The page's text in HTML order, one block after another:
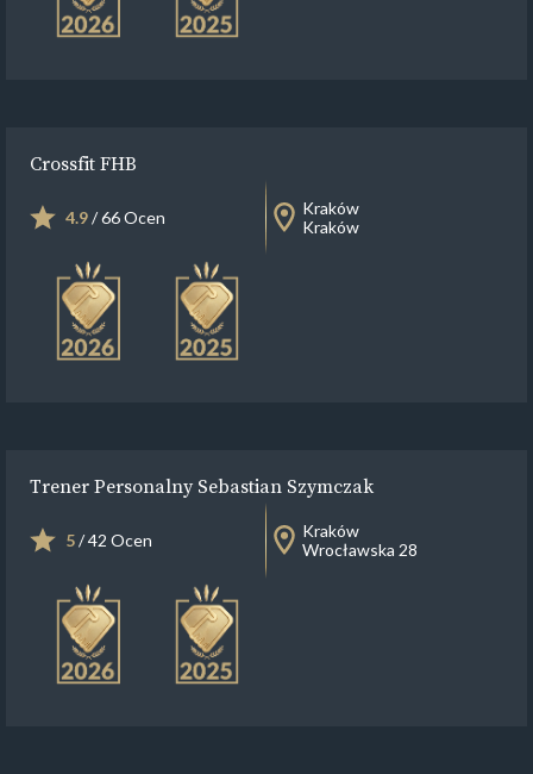
Crossfit FHB
4.9/ 66 Ocen
Kraków
Kraków
Trener Personalny Sebastian Szymczak
5/ 42 Ocen
Kraków
Wrocławska 28